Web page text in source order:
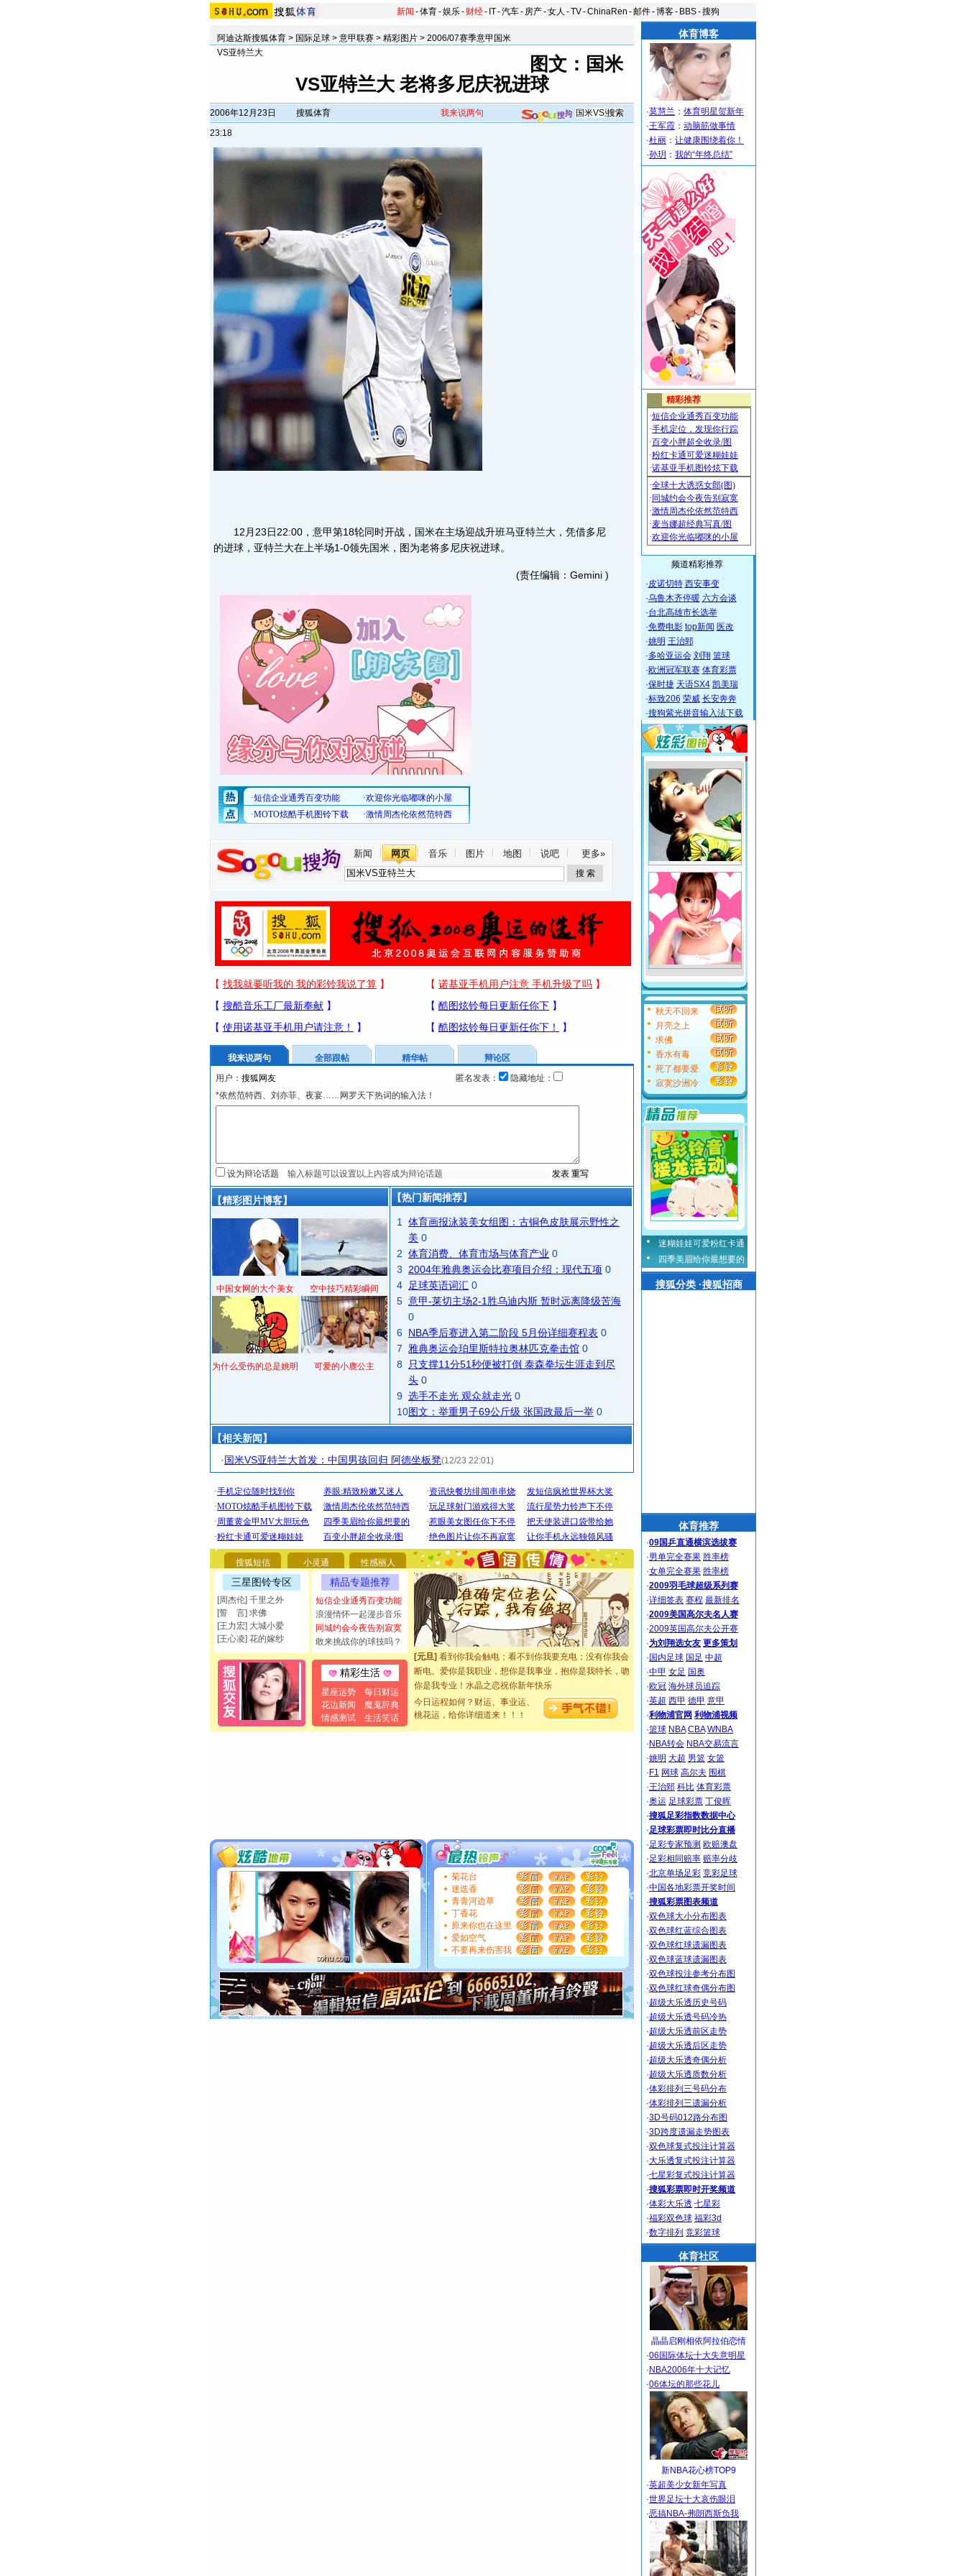
新闻 -体育-娱乐- 财经- IT-汽车- 房产-女人 -TV-ChinaRen -邮件-博客- BBS-搜狗
阿迪达斯搜狐体育 > 国际足球 > 意甲联赛 > 精彩图片 > 2006/07赛季意甲国米
VS亚特兰大
图文：国米
VS亚特兰大 老将多尼庆祝进球
2006年12月23日
23:18
搜狐体育 我来说两句
12月23日22:00，意甲第18轮同时开战，国米在主场迎战升班马亚特兰大，凭借多尼
的进球，亚特兰大在上半场1-0领先国米，图为老将多尼庆祝进球。
(责任编辑：Gemini )
新闻 网页 音乐 图片 地图 说吧 更多»
我来说两句 全部跟帖 精华帖
辩论区
用户：
匿名发表：
隐藏地址：
*依然范特西、刘亦菲、夜宴……网罗天下热词的输入法！
设为辩论话题
【精彩图片博客】
中国女网的大个美女 空中技巧精彩瞬间
为什么受伤的总是姚明 可爱的小鹿公主
【热门新闻推荐】
1
体育画报泳装美女组图：古铜色皮肤展示野性之
美 0
2 体育消费、体育市场与体育产业 0
3
2004年雅典奥运会比赛项目介绍：现代五项 0
4
足球英语词汇 0
5 意甲-莱切主场2-1胜乌迪内斯 暂时远离降级苦海
0
6 NBA季后赛进入第二阶段 5月份详细赛程表 0
7
雅典奥运会珀里斯特拉奥林匹克拳击馆 0
8
只支撑11分51秒便被打倒 泰森拳坛生涯走到尽
头 0
9 选手不走光 观众就走光 0
10图文：举重男子69公斤级 张国政最后一举 0
【相关新闻】
·国米VS亚特兰大首发：中国男孩回归 阿德坐板凳(12/23 22:01)
搜狐短信 小灵通 性感丽人
三星图铃专区
[周杰伦] 千里之外
[誓 言] 求佛
[王力宏] 大城小爱
[王心凌] 花的嫁纱
精品专题推荐
短信企业通秀百变功能
浪漫情怀一起漫步音乐
同城约会今夜告别寂寞
敢来挑战你的球技吗？
精彩生活
星座运势
每日财运
花边新闻
魔鬼辞典
情感测试
生活笑话
[圣诞节] 圣诞节到了，想想没什么送给你的，又不打算给
你太多，只有给你五千万：千万快乐！千万要健康！千万
要平安！千万要知足！千万不要忘记我！
[圣诞节]不只这样的日子才会想起你,而是这样的日子才
能正大光明地骚扰你,告诉你,圣诞要快乐!新年要快乐!天天
都要快乐噢!
[圣诞节]奉上一颗祝福的心,在这个特别的日子里,愿幸福,
如意,快乐,鲜花,一切美好的祝愿与你同在.圣诞快乐!
[元旦]看到你我会触电；看不到你我要充电；没有你我会
断电。爱你是我职业，想你是我事业，抱你是我特长，吻
你是我专业！水晶之恋祝你新年快乐
[元旦]如果上天让我许三个愿望，一是今生今世和你在一
起；二是再生再世和你在一起；三是三生三世和你不再分
离。水晶之恋祝你新年快乐
[元旦]当我狠下心扭头离去那一刻，你在我身后无助地哭
送你一棵薰衣草，愿你新年快乐！
[圣诞节]圣诞节到了，想想没什么送给你的，又不打算给
你太多，只有给你五千万：千万快乐！千万要健康！千万
要平安！千万要知足！千万不要忘记我！
[圣诞节]
不只这样的日子才会想起你,而是这样的日子才
能正大光明地骚扰你,告诉你,圣诞要快乐!新年要快乐!天天
都要快乐噢!
[圣诞节]奉上一颗祝福的心,在这个特别的日子里,愿幸福,
如意,快乐,鲜花,一切美好的祝愿与你同在.圣诞快乐!
[元旦]看到你我会触电；看不到你我要充电；没有你我会
断电。爱你是我职业，想你是我事业，抱你是我特长，吻
你是我专业！水晶之恋祝你新年快乐
[元旦]如果上天让我许三个愿望，一是今生今世和你在一
今日运程如何？财运、事业运、
桃花运，给你详细道来！！！
菊花台
迷迭香
青青河边草
丁香花
原来你也在这里
爱如空气
不要再来伤害我
体育博客
·莫慧兰 ： 体育明星贺新年
·王军霞 ： 动脑筋做事情
·杜丽 ： 让健康围绕着你！
·孙玥 ： 我的“年终总结”
频道精彩推荐
·皮诺切特 西安事变
·乌鲁木齐停暖 六方会谈
·台北高雄市长选举
·免费电影 top新闻 医改
·姚明 王治郅
·多哈亚运会 刘翔 篮球
·欧洲冠军联赛 体育彩票
·保时捷 天语SX4 凯美瑞
·标致206 荣威 长安奔奔
·搜狗紫光拼音输入法下载
秋天不回来
月亮之上
求佛
香水有毒
死了都要爱
寂寞沙洲冷
迷糊娃娃可爱粉红卡通
四季美眉给你最想要的
搜狐分类 ·搜狐招商
体育推荐
·09国乒直通横滨选拔赛
·男单完全赛果 胜率榜
·女单完全赛果 胜率榜
·2009羽毛球超级系列赛
·详细签表 赛程 最新排名
·2009美国高尔夫名人赛
·2009英国高尔夫公开赛
·为刘翔选女友 更多策划
· 国内足球 国足 中超
·中甲 女足 国奥
·欧冠 海外球员追踪
·英超 西甲 德甲 意甲
·利物浦官网 利物浦视频
·篮球 NBA CBA WNBA
· NBA转会 NBA交易流言
·姚明 大超 男篮 女篮
· F1 网球 高尔夫 围棋
·王治郅 科比 体育彩票
·奥运 足球彩票 丁俊晖
·搜狐足彩指数数据中心
·足球彩票即时比分直播
·足彩专家预测 欧赔澳盘
·足彩相同赔率 赔率分歧
·北京单场足彩 竞彩足球
·中国各地彩票开奖时间
·搜狐彩票图表频道
·双色球大小分布图表
·双色球红蓝综合图表
·双色球红球遗漏图表
·双色球蓝球遗漏图表
·双色球投注参考分布图
·双色球红球奇偶分布图
·超级大乐透历史号码
·超级大乐透号码冷热
·超级大乐透前区走势
·超级大乐透后区走势
·超级大乐透奇偶分析
·超级大乐透质数分析
·体彩排列三号码分布
·体彩排列三遗漏分析
·3D号码012路分布图
·3D跨度遗漏走势图表
·双色球复式投注计算器
·大乐透复式投注计算器
·七星彩复式投注计算器
·搜狐彩票即时开奖频道
·体彩大乐透 七星彩
·福彩双色球 福彩3d
·数字排列 竞彩篮球
体育社区
晶晶启刚相依阿拉伯恋情
·06国际体坛十大失意明星
· NBA2006年十大记忆
·06体坛的那些花儿
新NBA花心榜TOP9
·英超美少女新年写真
·世界足坛十大哀伤眼泪
·恶搞NBA-弗朗西斯负我